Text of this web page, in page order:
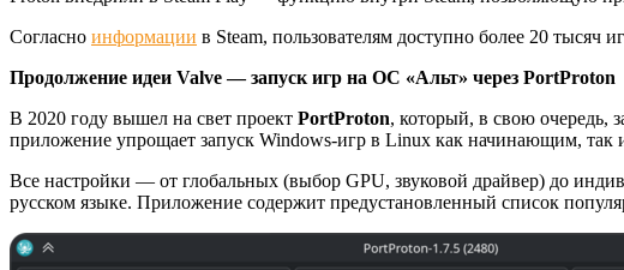
Согласно информации в Steam, пользователям доступно более 20
Продолжение идеи Valve — запуск игр на ОС «Альт» через PortProton
В 2020 году вышел на свет проект PortProton, который, в свою очередь,
приложение упрощает запуск Windows-игр в Linux как начинающим, так
Все настройки — от глобальных (выбор GPU, звуковой драйвер) до
русском языке. Приложение содержит предустановленный список